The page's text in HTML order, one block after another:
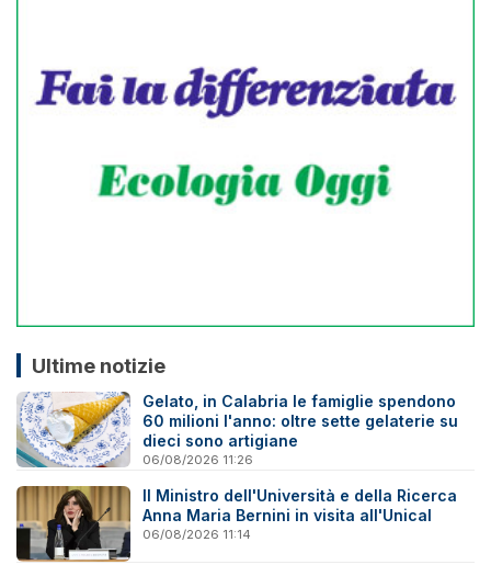
Ultime notizie
Gelato, in Calabria le famiglie spendono
60 milioni l'anno: oltre sette gelaterie su
dieci sono artigiane
06/08/2026 11:26
Il Ministro dell'Università e della Ricerca
Anna Maria Bernini in visita all'Unical
06/08/2026 11:14